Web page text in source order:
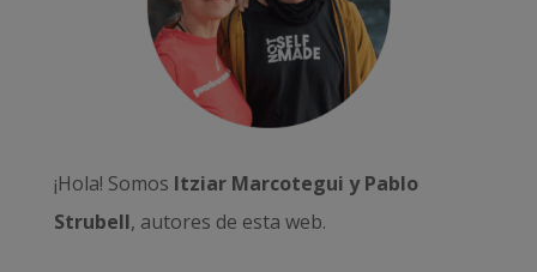
¡Hola! Somos Itziar Marcotegui y Pablo
Strubell, autores de esta web.